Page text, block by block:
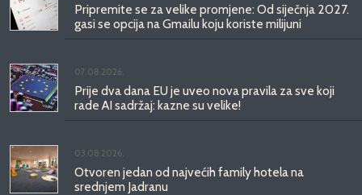
Pripremite se za velike promjene: Od siječnja 2027.
gasi se opcija na Gmailu koju koriste milijuni
07.08.2026.
Prije dva dana EU je uveo nova pravila za sve koji
rade AI sadržaj: kazne su velike!
03.08.2026.
Otvoren jedan od najvećih family hotela na
srednjem Jadranu